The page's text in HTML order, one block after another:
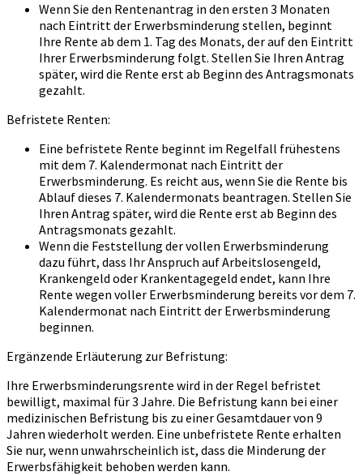
Wenn Sie den Rentenantrag in den ersten 3 Monaten
nach Eintritt der Erwerbsminderung stellen, beginnt
Ihre Rente ab dem 1. Tag des Monats, der auf den Eintritt
Ihrer Erwerbsminderung folgt. Stellen Sie Ihren Antrag
später, wird die Rente erst ab Beginn des Antragsmonats
gezahlt.
Befristete Renten:
Eine befristete Rente beginnt im Regelfall frühestens
mit dem 7. Kalendermonat nach Eintritt der
Erwerbsminderung. Es reicht aus, wenn Sie die Rente bis
Ablauf dieses 7. Kalendermonats beantragen. Stellen Sie
Ihren Antrag später, wird die Rente erst ab Beginn des
Antragsmonats gezahlt.
Wenn die Feststellung der vollen Erwerbsminderung
dazu führt, dass Ihr Anspruch auf Arbeitslosengeld,
Krankengeld oder Krankentagegeld endet, kann Ihre
Rente wegen voller Erwerbsminderung bereits vor dem 7.
Kalendermonat nach Eintritt der Erwerbsminderung
beginnen.
Ergänzende Erläuterung zur Befristung:
Ihre Erwerbsminderungsrente wird in der Regel befristet
bewilligt, maximal für 3 Jahre. Die Befristung kann bei einer
medizinischen Befristung bis zu einer Gesamtdauer von 9
Jahren wiederholt werden. Eine unbefristete Rente erhalten
Sie nur, wenn unwahrscheinlich ist, dass die Minderung der
Erwerbsfähigkeit behoben werden kann.